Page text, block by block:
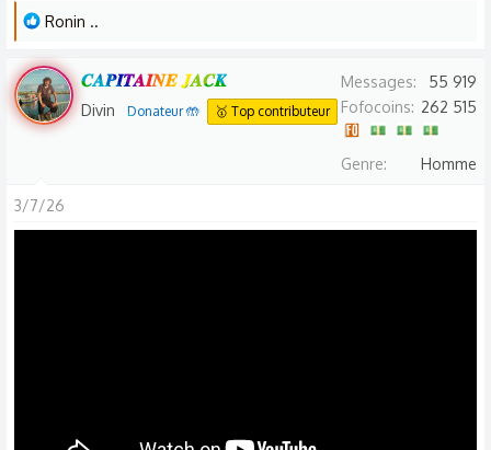
L
s
r
é
t
Ronin ..
𝑪𝑨𝑷𝑰𝑻𝑨𝑰𝑵𝑬 𝑱𝑨𝑪𝑲
Divin Donateur 🤲 🥇 Top contributeur
Messages
55 919
Fofocoins
262 515
Genre Homme
3/7/26